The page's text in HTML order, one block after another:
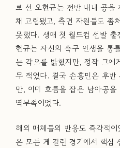
로 선 오현규는 전반 내내 공을
채 고립됐고, 측면 자원들도 좀
못했다. 생애 첫 월드컵 선발
현규는 자신의 축구 인생을 통
는 각오를 밝혔지만, 정작 그에
무 적었다. 결국 손흥민은 후반
만, 이미 흐름을 잡은 남아공을
역부족이었다.
해외 매체들의 반응도 즉각적
은 모든 게 걸린 경기에서 핵심